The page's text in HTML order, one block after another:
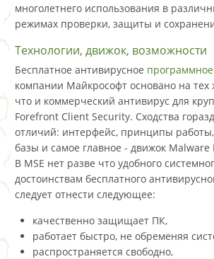
многолетнего использования в
режимах проверки, защиты и
Технологии, движок, возможности
Бесплатное антивирусное
компании Майкрософт основано на тех
что и коммерческий антивирус для
Forefront Client Security. Сходства
отличий: интерфейс, принципы
базы и самое главное - движок Malware
В MSE нет разве что удобного
достоинствам бесплатного
следует отнести следующее:
качественно защищает ПК,
работает быстро, не обременяя
распространяется свободно,